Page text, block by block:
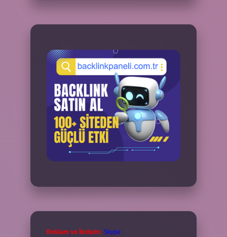
Reklam ve İletişim: Skype: